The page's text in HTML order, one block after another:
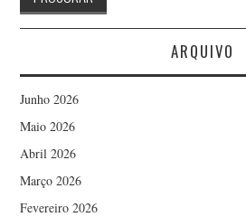
ARQUIVO
Junho 2026
Maio 2026
Abril 2026
Março 2026
Fevereiro 2026